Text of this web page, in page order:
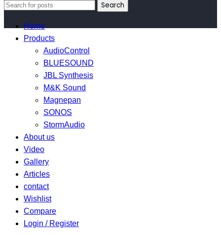
Search
Home
Products
AudioControl
BLUESOUND
JBL Synthesis
M&K Sound
Magnepan
SONOS
StormAudio
About us
Video
Gallery
Articles
contact
Wishlist
Compare
Login / Register